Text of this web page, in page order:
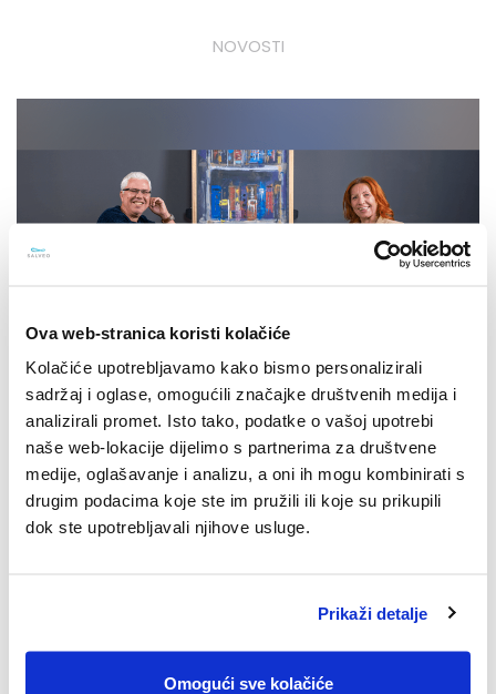
Ova web-stranica koristi kolačiće
Kolačiće upotrebljavamo kako bismo personalizirali
sadržaj i oglase, omogućili značajke društvenih medija i
analizirali promet. Isto tako, podatke o vašoj upotrebi
naše web-lokacije dijelimo s partnerima za društvene
medije, oglašavanje i analizu, a oni ih mogu kombinirati s
drugim podacima koje ste im pružili ili koje su prikupili
dok ste upotrebljavali njihove usluge.
Prikaži detalje
Omogući sve kolačiće
NOVOSTI
15.10.2025.
SPACE2TALK: Epizoda #14: [Intelekt,